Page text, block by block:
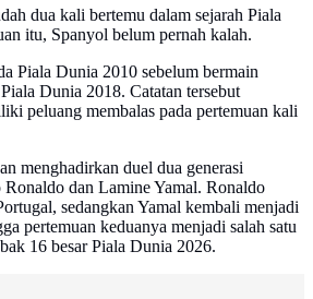
dua kali bertemu dalam sejarah Piala
itu, Spanyol belum pernah kalah.
Piala Dunia 2010 sebelum bermain
Dunia 2018. Catatan tersebut
peluang membalas pada pertemuan kali
menghadirkan duel dua generasi
dan Lamine Yamal. Ronaldo
sedangkan Yamal kembali menjadi
pertemuan keduanya menjadi salah satu
16 besar Piala Dunia 2026.